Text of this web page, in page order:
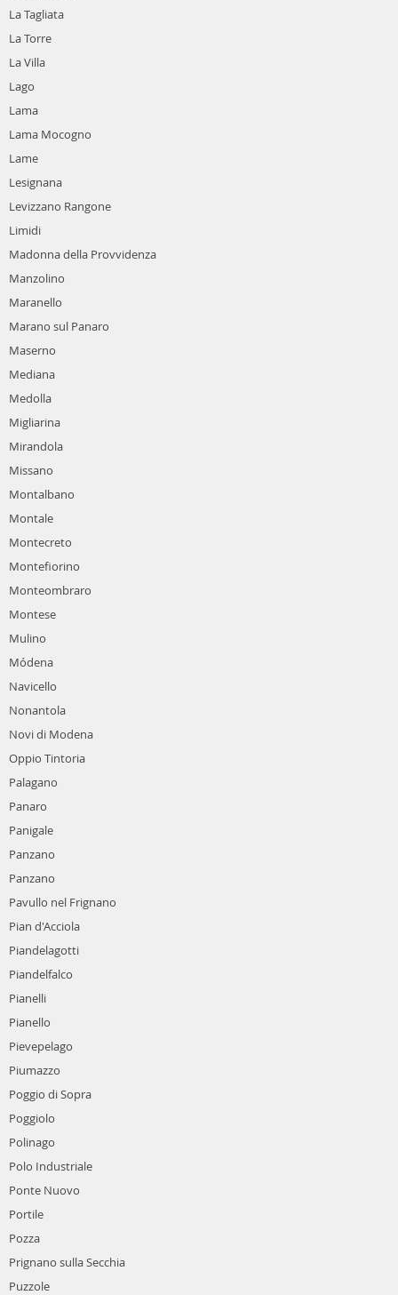
La Tagliata
La Torre
La Villa
Lago
Lama
Lama Mocogno
Lame
Lesignana
Levizzano Rangone
Limidi
Madonna della Provvidenza
Manzolino
Maranello
Marano sul Panaro
Maserno
Mediana
Medolla
Migliarina
Mirandola
Missano
Montalbano
Montale
Montecreto
Montefiorino
Monteombraro
Montese
Mulino
Módena
Navicello
Nonantola
Novi di Modena
Oppio Tintoria
Palagano
Panaro
Panigale
Panzano
Panzano
Pavullo nel Frignano
Pian d'Acciola
Piandelagotti
Piandelfalco
Pianelli
Pianello
Pievepelago
Piumazzo
Poggio di Sopra
Poggiolo
Polinago
Polo Industriale
Ponte Nuovo
Portile
Pozza
Prignano sulla Secchia
Puzzole